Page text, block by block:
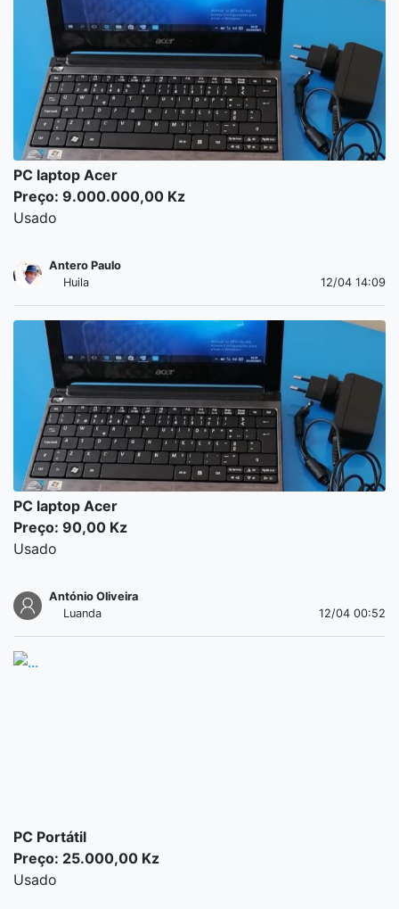
PC laptop Acer
Preço: 9.000.000,00 Kz
Usado
Antero Paulo
Huila
12/04 14:09
PC laptop Acer
Preço: 90,00 Kz
Usado
António Oliveira
Luanda
12/04 00:52
PC Portátil
Preço: 25.000,00 Kz
Usado